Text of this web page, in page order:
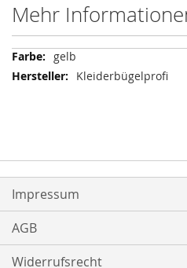
Mehr
Mehr
Informationen
gelb
Kleiderbügelprofi
Impressum
AGB
Widerrufsrecht